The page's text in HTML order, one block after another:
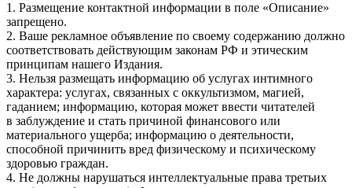
1. Размещение контактной информации в поле «Описание»
запрещено.
2. Ваше рекламное объявление по своему содержанию должно
соответствовать действующим законам РФ и этическим
принципам нашего Издания.
3. Нельзя размещать информацию об услугах интимного
характера: услугах, связанных с оккультизмом, магией,
гаданием; информацию, которая может ввести читателей
в заблуждение и стать причиной финансового или
материального ущерба; информацию о деятельности,
способной причинить вред физическому и психическому
здоровью граждан.
4. Не должны нарушаться интеллектуальные права третьих